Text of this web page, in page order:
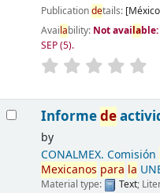
Publicationdetails:
Availability: Not available:
SEP(5).
Informede
by
CONALMEX. Comisión
Mexicanos para la
Material type: Text;